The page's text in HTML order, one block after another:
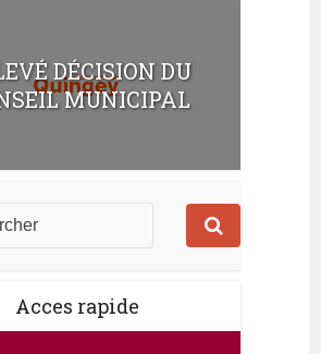
DÉCISION DU
MUNICIPAL
Acces rapide